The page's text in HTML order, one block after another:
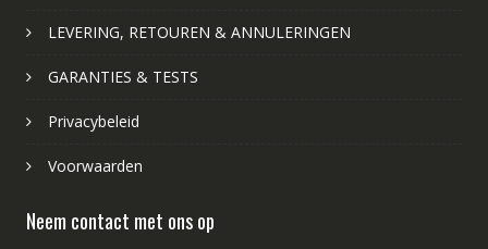
LEVERING, RETOUREN & ANNULERINGEN
GARANTIES & TESTS
Privacybeleid
Voorwaarden
Neem contact met ons op